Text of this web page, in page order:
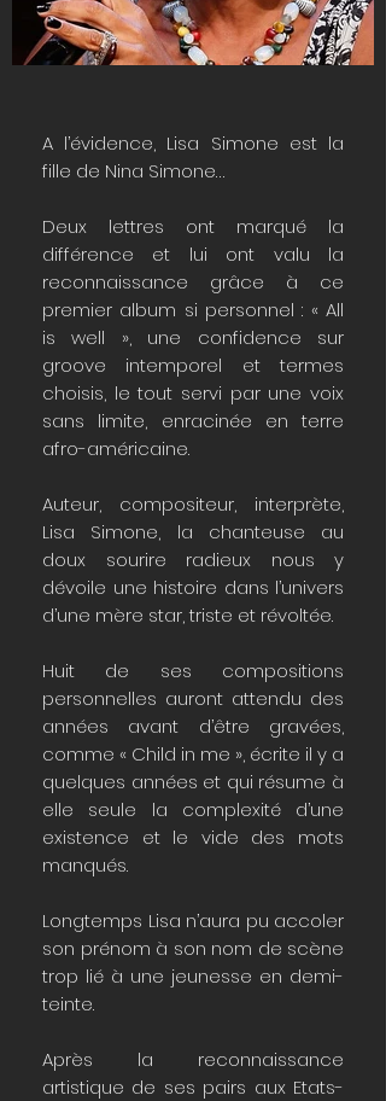
A l’évidence, Lisa Simone est la
fille de Nina Simone…
Deux lettres ont marqué la
différence et lui ont valu la
reconnaissance grâce à ce
premier album si personnel : « All
is well », une confidence sur
groove intemporel et termes
choisis, le tout servi par une voix
sans limite, enracinée en terre
afro-américaine.
Auteur, compositeur, interprète,
Lisa Simone, la chanteuse au
doux sourire radieux nous y
dévoile une histoire dans l’univers
d’une mère star, triste et révoltée.
Huit de ses compositions
personnelles auront attendu des
années avant d’être gravées,
comme « Child in me », écrite il y a
quelques années et qui résume à
elle seule la complexité d’une
existence et le vide des mots
manqués.
Longtemps Lisa n’aura pu accoler
son prénom à son nom de scène
trop lié à une jeunesse en demi-
teinte.
Après la reconnaissance
artistique de ses pairs aux Etats-